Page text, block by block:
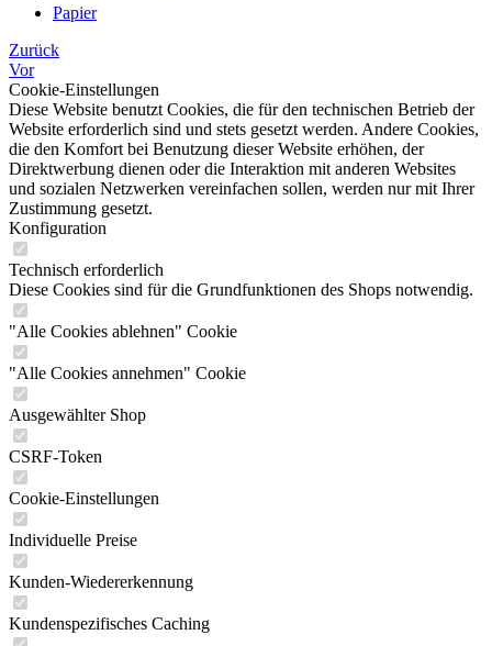
Papier
Zurück
Vor
Cookie-Einstellungen
Diese Website benutzt Cookies, die für den technischen Betrieb der
Website erforderlich sind und stets gesetzt werden. Andere Cookies,
die den Komfort bei Benutzung dieser Website erhöhen, der
Direktwerbung dienen oder die Interaktion mit anderen Websites
und sozialen Netzwerken vereinfachen sollen, werden nur mit Ihrer
Zustimmung gesetzt.
Konfiguration
Technisch erforderlich
Diese Cookies sind für die Grundfunktionen des Shops notwendig.
"Alle Cookies ablehnen" Cookie
"Alle Cookies annehmen" Cookie
Ausgewählter Shop
CSRF-Token
Cookie-Einstellungen
Individuelle Preise
Kunden-Wiedererkennung
Kundenspezifisches Caching